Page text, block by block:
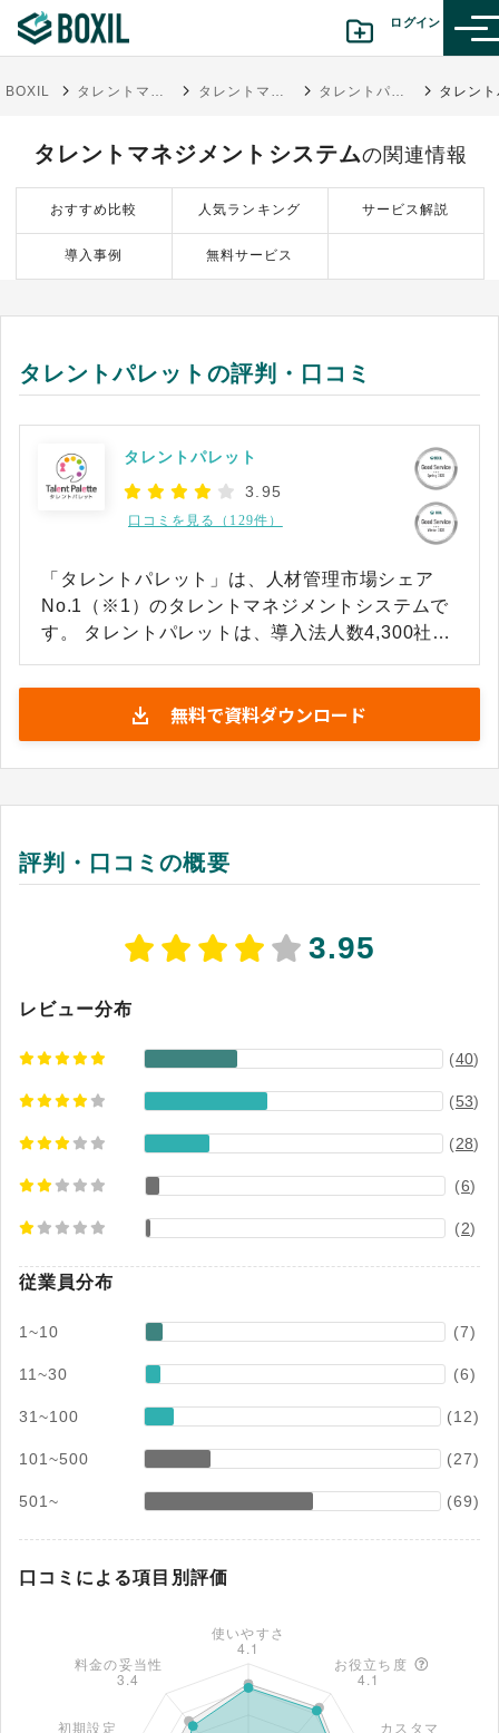
ログイン
診断から探す(β版)
記事から探す
BOXIL タレントマネジメントシステム比較25選 11月人気ランキングとおすすめ選び方 タレントマネジメントシステム タレントパレット
タレントマネジメントシステムの関連情報
おすすめ比較 人気ランキング サービス解説
導入事例 無料サービス
タレントパレットの評判・口コミ
タレントパレット
3.95
口コミを見る（129件）
「タレントパレット」は、人材管理市場シェア
No.1（※1）のタレントマネジメントシステムで
す。 タレントパレットは、導入法人数4,300社以
り、さまざまな業界業種の先進企業が続々導入数
百名の成長企業から、数万名規模の大企業やホー
ルディングスに活用されています。 採用、育成、
配置、離職防止、経営の意思決定支援をワンプラ
あらゆる人材データを一元化・蓄積することで、
配置から育成、採用、社員満足度向上など、分析
した生成AI機能も豊富に搭載しています。 ※1：
材管理市場 ベンダー別売上金額シェア（2023～
既存契約の月額課金額のうち解約に伴い減少した
月額課金額の割合（各四半期末月における各12ヶ
月の平均値）
無料で資料ダウンロード
評判・口コミの概要
3.95
レビュー分布
(40)
(53)
(28)
(6)
(2)
従業員分布
1~10 (7)
11~30 (6)
31~100 (12)
101~500 (27)
501~ (69)
口コミによる項目別評価